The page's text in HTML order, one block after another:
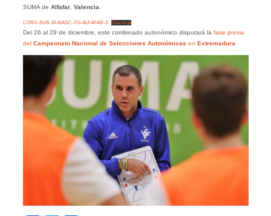
SUMA de Alfafar, Valencia
CONV.-SUB-16-MASC.-FS-ALFAFAR-3 Descarga
Del 26 al 29 de diciembre, este combinado autonómico disputará la fase previa
del Campeonato Nacional de Selecciones Autonómicas en Extremadura